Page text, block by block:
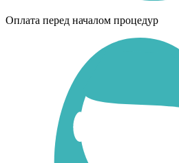
Оплата перед началом процедур